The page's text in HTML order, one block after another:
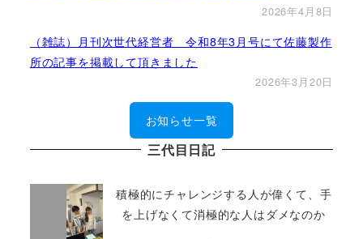
2026年4月8日
（雑誌）月刊次世代経営者 令和8年3月号にて佐藤製作
所の記事を掲載して頂きました
2026年3月20日
お知らせ一覧
三代目日記
積極的にチャレンジする人が偉くて、手
を上げなくて消極的な人はダメなのか